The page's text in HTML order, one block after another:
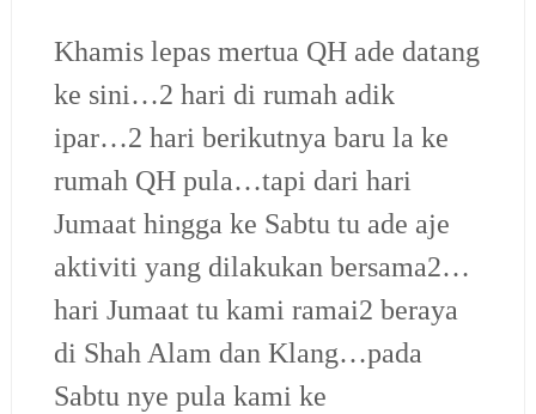
Khamis lepas mertua QH ade datang
ke sini…2 hari di rumah adik
ipar…2 hari berikutnya baru la ke
rumah QH pula…tapi dari hari
Jumaat hingga ke Sabtu tu ade aje
aktiviti yang dilakukan bersama2…
hari Jumaat tu kami ramai2 beraya
di Shah Alam dan Klang…pada
Sabtu nye pula kami ke